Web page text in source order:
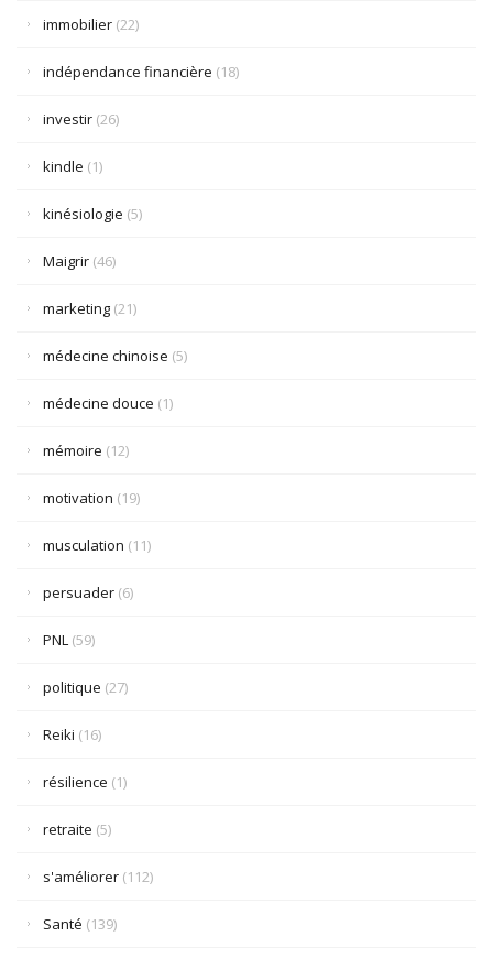
immobilier (22)
indépendance financière (18)
investir (26)
kindle (1)
kinésiologie (5)
Maigrir (46)
marketing (21)
médecine chinoise (5)
médecine douce (1)
mémoire (12)
motivation (19)
musculation (11)
persuader (6)
PNL (59)
politique (27)
Reiki (16)
résilience (1)
retraite (5)
s'améliorer (112)
Santé (139)